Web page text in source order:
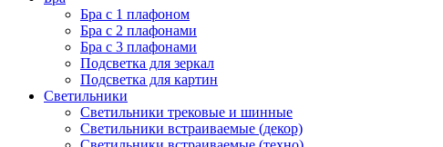
Бра с 1 плафоном
Бра с 2 плафонами
Бра с 3 плафонами
Подсветка для зеркал
Подсветка для картин
Светильники
Светильники трековые и шинные
Светильники встраиваемые (декор)